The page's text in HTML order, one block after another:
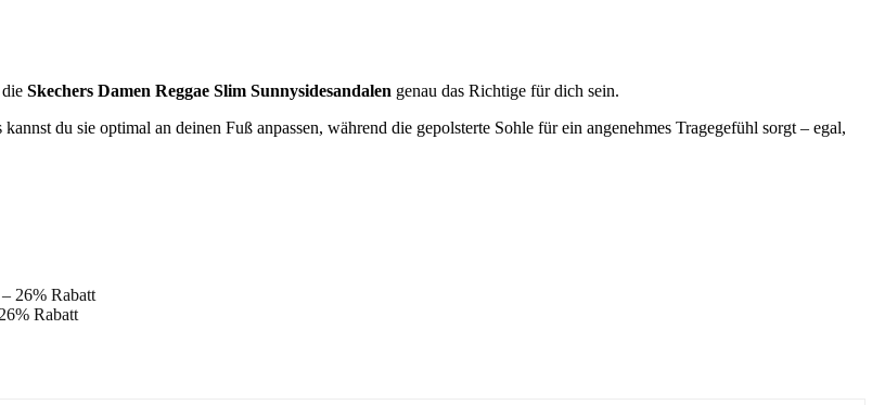
Skechers Damen Reggae Slim Sunnysidesandalen genau das Richtige für dich sein.
du sie optimal an deinen Fuß anpassen, während die gepolsterte Sohle für ein angenehmes Tragegefühl sorgt – egal,
Rabatt